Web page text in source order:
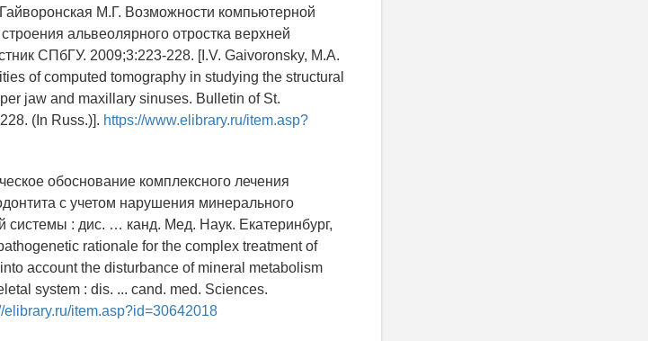
М.Г. Возможности компьютерной
альвеолярного отростка верхней
СПбГУ. 2009;3:223-228. [I.V. Gaivoronsky, M.A.
of computed tomography in studying the structural
jaw and maxillary sinuses. Bulletin of St.
(In Russ.)]. https://www.elibrary.ru/item.asp?
обоснование комплексного лечения
с учетом нарушения минерального
системы : дис. … канд. Мед. Наук. Екатеринбург,
rationale for the complex treatment of
account the disturbance of mineral metabolism
system : dis. ... cand. med. Sciences.
elibrary.ru/item.asp?id=30642018